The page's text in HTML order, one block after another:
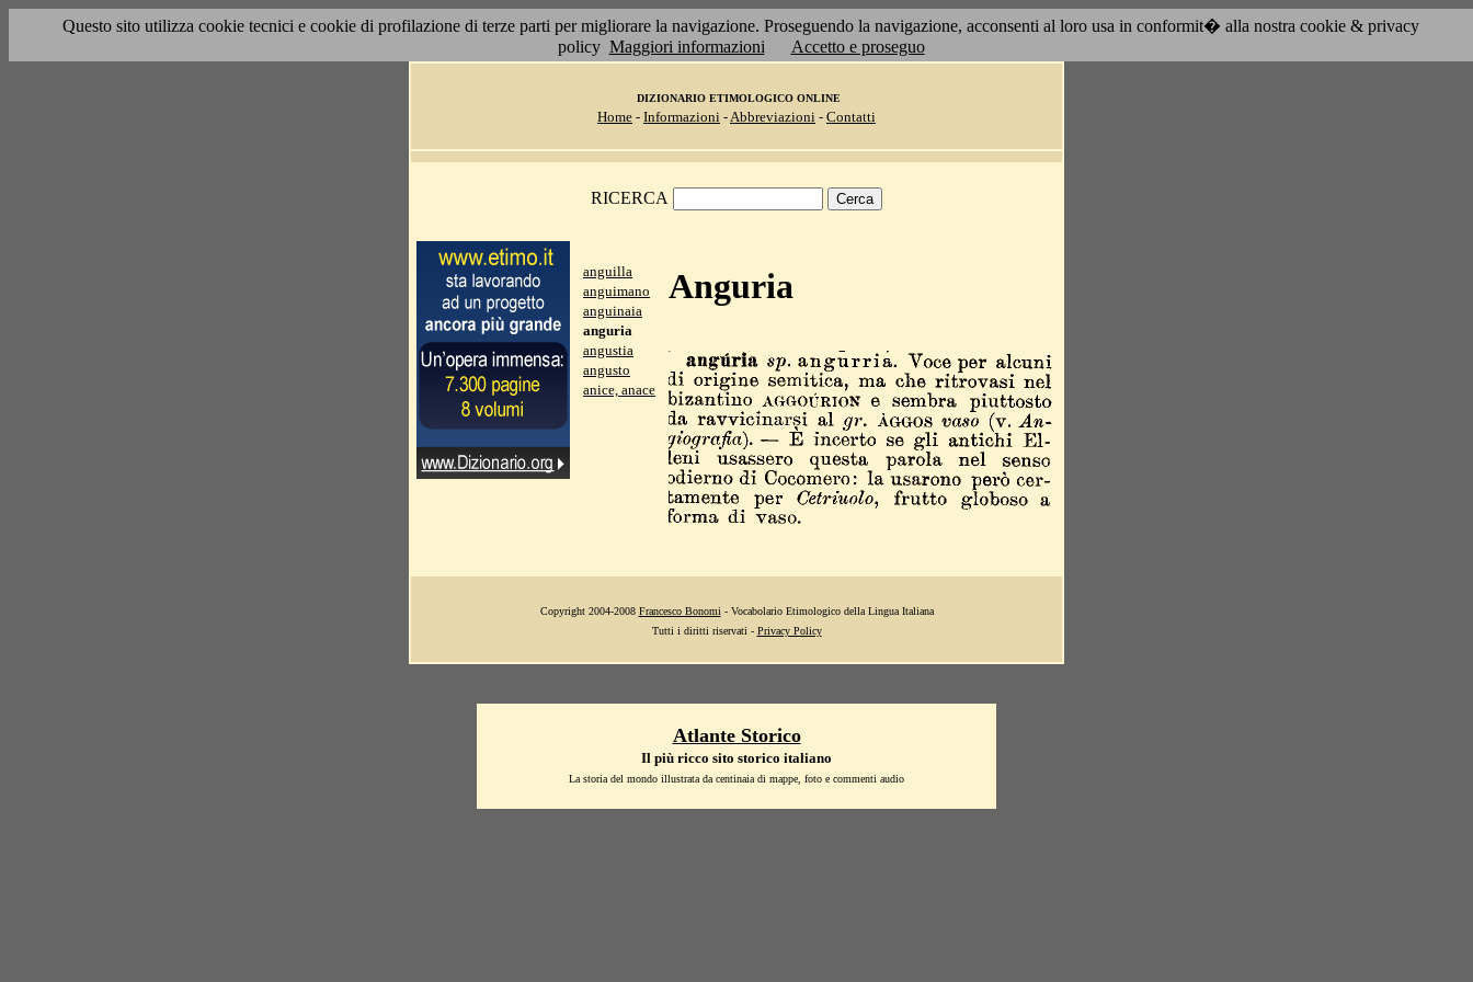
Questo sito utilizza cookie tecnici e cookie di profilazione di terze parti per migliorare la navigazione. Proseguendo la navigazione, acconsenti al loro usa in conformit� alla nostra cookie & privacy
policy Maggiori informazioni Accetto e proseguo
DIZIONARIO ETIMOLOGICO ONLINE
Home - Informazioni -Abbreviazioni - Contatti
RICERCA
anguilla
anguimano
anguinaia
anguria
angustia
angusto
anice, anace
Anguria
Copyright 2004-2008 Francesco Bonomi - Vocabolario Etimologico della Lingua Italiana
Tutti i diritti riservati - Privacy Policy
Atlante Storico
Il più ricco sito storico italiano
La storia del mondo illustrata da centinaia di mappe, foto e commenti audio